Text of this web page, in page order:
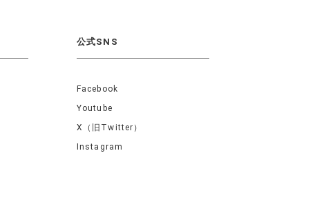
公式SNS
Facebook
Youtube
X（旧Twitter）
Instagram